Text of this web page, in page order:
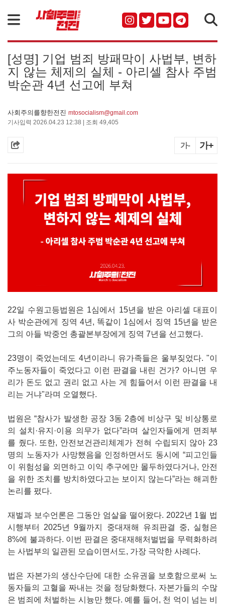
[성명] 기업 범죄 방패막이 사법부, 변하
지 않는 체제의 실체 - 아리셀 참사 주범
박순관 4년 선고에 부쳐
사회주의를향한전진 mtosocialism@gmail.com
기사입력 2026.04.23 12:38 | 조회 49,405
가- 가+
22일 수원고등법원은 1심에서 15년을 받은 아리셀 대표이
사 박순관에게 징역 4년, 똑같이 1심에서 징역 15년을 받은
그의 아들 박중언 총괄본부장에게 징역 7년을 선고했다.
23명이 죽었는데도 4년이라니 유가족들은 울부짖었다. "이
주노동자들이 죽었다고 이런 판결을 내린 건가? 아니면 우
리가 돈도 없고 권리 없고 사는 게 힘들어서 이런 판결을 내
리는 거냐"라며 오열했다.
법원은 “참사가 발생한 공장 3동 2층에 비상구 및 비상통로
의 설치·유지·이용 의무가 없다”라며 살인자들에게 면죄부
를 줬다. 또한, 안전보건관리체계가 전혀 수립되지 않아 23
명의 노동자가 사망했음을 인정하면서도 동시에 “피고인들
이 위험성을 외면하고 이익 추구에만 몰두하였다거나, 안전
을 위한 조치를 방치하였다고는 보이지 않는다”라는 해괴한
논리를 폈다.
재벌과 보수언론은 그동안 엄살을 떨어왔다. 2022년 1월 법
시행부터 2025년 9월까지 중대재해 유죄판결 중, 실형은
8%에 불과하다. 이번 판결은 중대재해처벌법을 무력화하려
는 사법부의 일관된 모습이면서도, 가장 극악한 사례다.
법은 자본가의 생산수단에 대한 소유권을 보호함으로써 노
동자들의 고혈을 짜내는 것을 정당화했다. 자본가들의 수많
은 범죄에 처벌하는 시늉만 했다. 예를 들어, 천 억이 넘는 비